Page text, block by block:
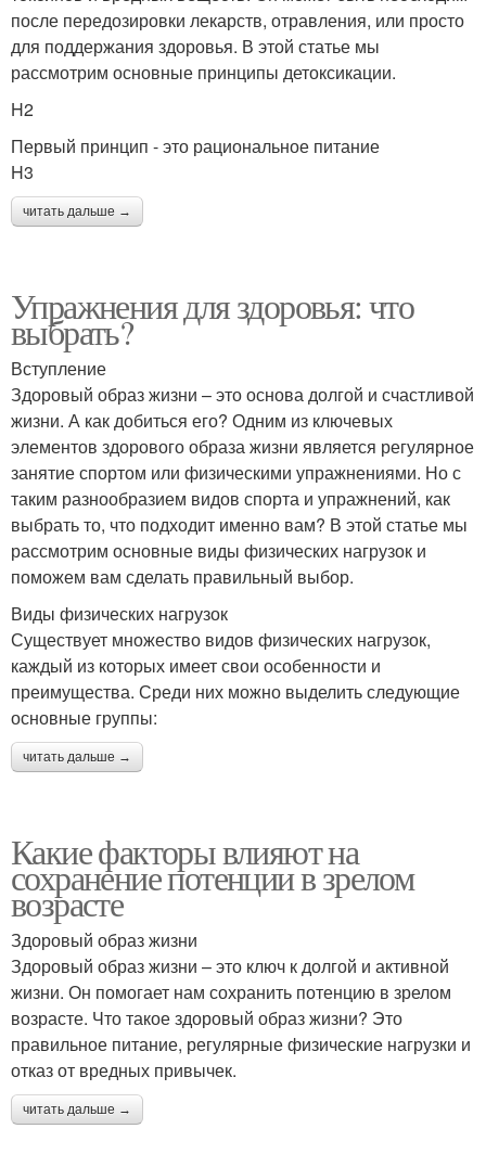
после передозировки лекарств, отравления, или просто
для поддержания здоровья. В этой статье мы
рассмотрим основные принципы детоксикации.
H2
Первый принцип - это рациональное питание
H3
читать дальше →
Упражнения для здоровья: что
выбрать?
Вступление
Здоровый образ жизни – это основа долгой и счастливой
жизни. А как добиться его? Одним из ключевых
элементов здорового образа жизни является регулярное
занятие спортом или физическими упражнениями. Но с
таким разнообразием видов спорта и упражнений, как
выбрать то, что подходит именно вам? В этой статье мы
рассмотрим основные виды физических нагрузок и
поможем вам сделать правильный выбор.
Виды физических нагрузок
Существует множество видов физических нагрузок,
каждый из которых имеет свои особенности и
преимущества. Среди них можно выделить следующие
основные группы:
читать дальше →
Какие факторы влияют на
сохранение потенции в зрелом
возрасте
Здоровый образ жизни
Здоровый образ жизни – это ключ к долгой и активной
жизни. Он помогает нам сохранить потенцию в зрелом
возрасте. Что такое здоровый образ жизни? Это
правильное питание, регулярные физические нагрузки и
отказ от вредных привычек.
читать дальше →